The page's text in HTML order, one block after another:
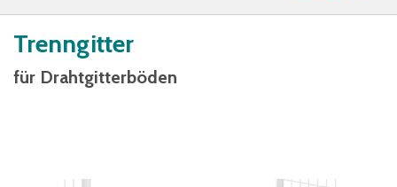
Trenngitter
für Drahtgitterböden